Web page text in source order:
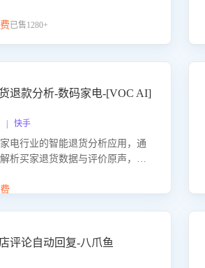
已售1280+
退款分析-数码家电-[VOC AI]
| 快手
电行业的智能退货分析应用，通
析买家退货数据与评价原声，精
改进建议，通过挖掘用户痛点驱
评论自动回复-八爪鱼